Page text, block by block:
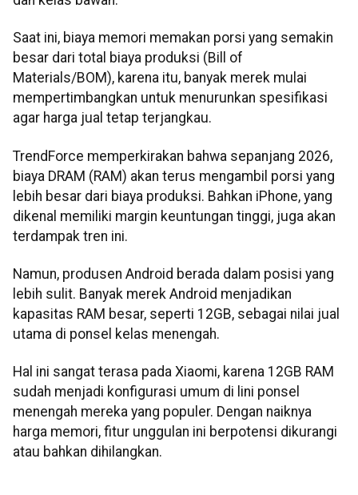
Saat ini, biaya memori memakan porsi yang semakin
besar dari total biaya produksi (Bill of
Materials/BOM), karena itu, banyak merek mulai
mempertimbangkan untuk menurunkan spesifikasi
agar harga jual tetap terjangkau.
TrendForce memperkirakan bahwa sepanjang 2026,
biaya DRAM (RAM) akan terus mengambil porsi yang
lebih besar dari biaya produksi. Bahkan iPhone, yang
dikenal memiliki margin keuntungan tinggi, juga akan
terdampak tren ini.
Namun, produsen Android berada dalam posisi yang
lebih sulit. Banyak merek Android menjadikan
kapasitas RAM besar, seperti 12GB, sebagai nilai jual
utama di ponsel kelas menengah.
Hal ini sangat terasa pada Xiaomi, karena 12GB RAM
sudah menjadi konfigurasi umum di lini ponsel
menengah mereka yang populer. Dengan naiknya
harga memori, fitur unggulan ini berpotensi dikurangi
atau bahkan dihilangkan.